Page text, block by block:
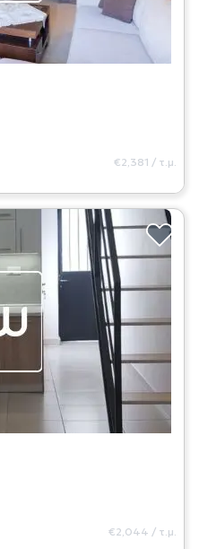
€2,381 / τ.μ.
€2,044 / τ.μ.